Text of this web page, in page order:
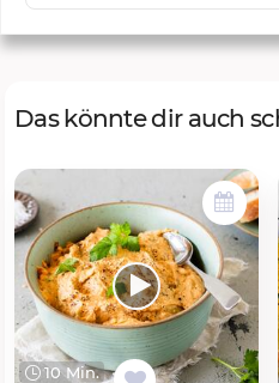
Das könnte dir auch
10 Min.